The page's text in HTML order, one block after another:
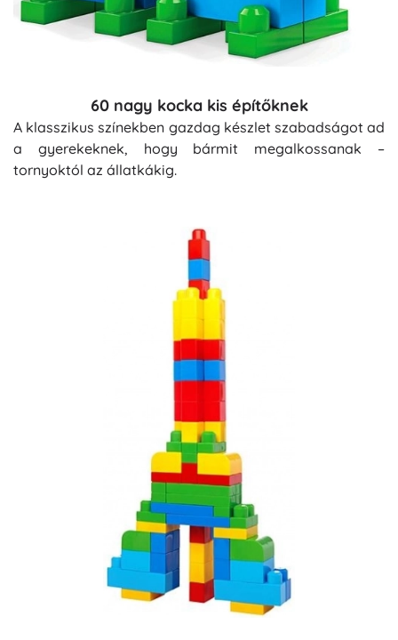
60 nagy kocka kis építőknek
A klasszikus színekben gazdag készlet szabadságot ad
a gyerekeknek, hogy bármit megalkossanak –
tornyoktól az állatkákig.